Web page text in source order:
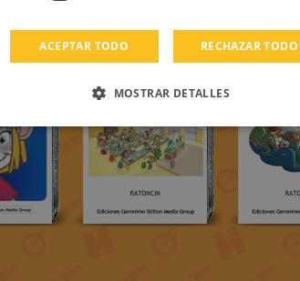
ACEPTAR TODO RECHAZAR TODO
MOSTRAR DETALLES